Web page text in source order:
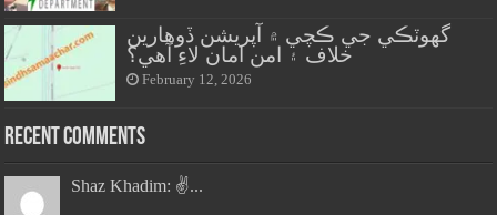
گهوٽڪي جي ڪچي ۾ آپريشن ڏوهارين
خلاف ۽ امن امان لاءِ آهي؟
February 12, 2026
Recent Comments
Shaz Khadim: ✌️...